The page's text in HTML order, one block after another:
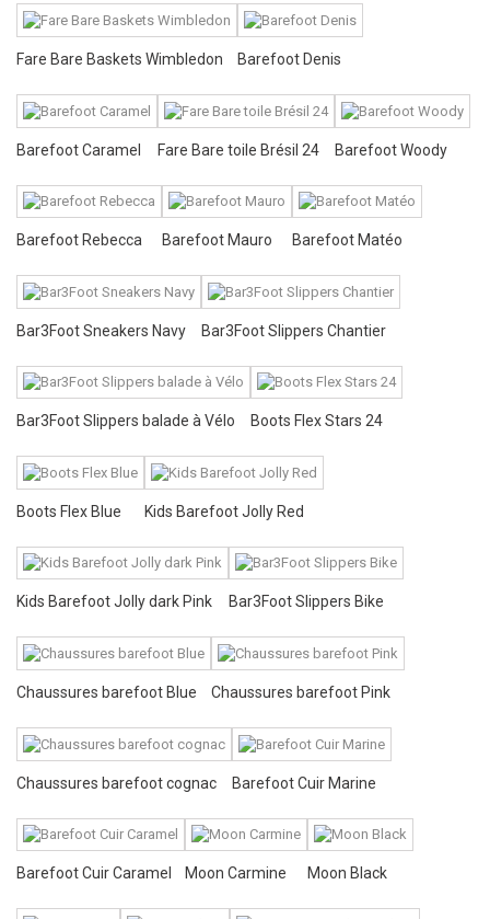
Fare Bare Baskets Wimbledon Barefoot Denis
Barefoot Caramel Fare Bare toile Brésil 24 Barefoot Woody
Barefoot Rebecca Barefoot Mauro Barefoot Matéo
Bar3Foot Sneakers Navy Bar3Foot Slippers Chantier
Bar3Foot Slippers balade à Vélo Boots Flex Stars 24
Boots Flex Blue Kids Barefoot Jolly Red
Kids Barefoot Jolly dark Pink Bar3Foot Slippers Bike
Chaussures barefoot Blue Chaussures barefoot Pink
Chaussures barefoot cognac Barefoot Cuir Marine
Barefoot Cuir Caramel Moon Carmine Moon Black